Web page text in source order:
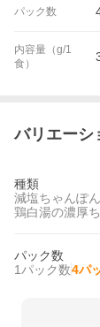
パック数
内容量（g/1
食）
バリエーシ
種類
減塩ちゃんぽん
鶏白湯の濃厚
パック数
1パック数4パ